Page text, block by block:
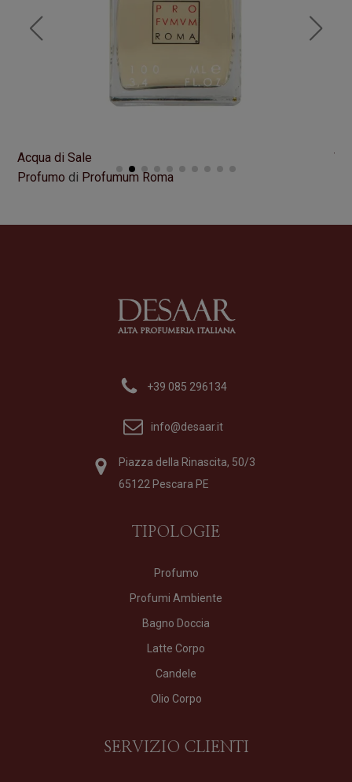
Acqua di Sale
Profumo di Profumum Roma
+39 085 296134
info@desaar.it
Piazza della Rinascita, 50/3
65122 Pescara PE
TIPOLOGIE
Profumo
Profumi Ambiente
Bagno Doccia
Latte Corpo
Candele
Olio Corpo
SERVIZIO CLIENTI